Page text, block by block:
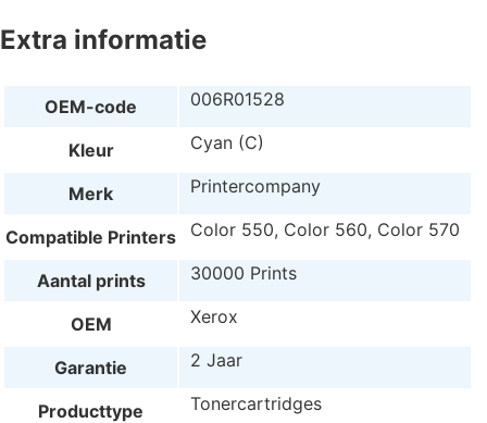
Extra informatie
OEM-code 006R01528
Kleur Cyan (C)
Merk Printercompany
Compatible Printers Color 550, Color 560, Color 570
Aantal prints 30000 Prints
OEM Xerox
Garantie 2 Jaar
Producttype Tonercartridges